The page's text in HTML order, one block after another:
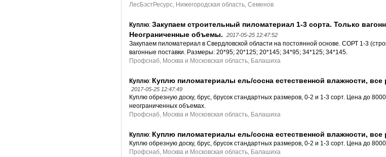
ЛесБэстРесурс, Нижегородская область, Семенов
Куплю: Закупаем строительный пиломатериал 1-3 сорта. Только
Неограниченные объемы.
2017-05-25 12:47:52
Закупаем пиломатериал в Свердловской области на постоянной основе. СОРТ 1-3
вагонные поставки. Размеры: 20*95; 20*125; 20*145; 34*95; 34*125; 34*145.
Профснаб, Москва и Московская область, Балашиха
Куплю: Куплю пиломатериалы ель/сосна естественной влажности,
2017-05-25 12:47:49
Куплю обрезную доску, брус, брусок стандартных размеров, 0-2 и 1-3 сорт. Цена до
неограниченных объемах.
Профснаб, Москва и Московская область, Балашиха
Куплю: Куплю пиломатериалы ель/сосна естественной влажности, все
Куплю обрезную доску, брус, брусок стандартных размеров, 0-2 и 1-3 сорт. Цена до 8000
Профснаб, Москва и Московская область, Балашиха